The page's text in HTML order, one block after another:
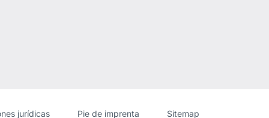
jurídicas Pie de imprenta Sitemap